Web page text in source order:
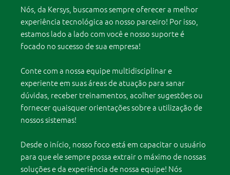
Nós, da Kersys, buscamos sempre oferecer a melhor
experiência tecnológica ao nosso parceiro! Por isso,
estamos lado a lado com você e nosso suporte é
focado no sucesso de sua empresa!
Conte com a nossa equipe multidisciplinar e
experiente em suas áreas de atuação para sanar
dúvidas, receber treinamentos, acolher sugestões ou
fornecer quaisquer orientações sobre a utilização de
nossos sistemas!
Desde o início, nosso foco está em capacitar o usuário
para que ele sempre possa extrair o máximo de nossas
soluções e da experiência de nossa equipe! Nós